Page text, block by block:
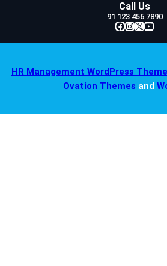
Call Us
91 123 456 7890
Facebook InstagramX YouTube
HR Management WordPress
Ovation Themes and